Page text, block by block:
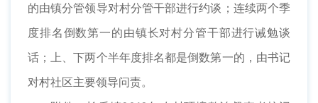
的由镇分管领导对村分管干部进行约谈；连续两个季
度排名倒数第一的由镇长对村分管干部进行诫勉谈
话；上、下两个半年度排名都是倒数第一的，由书记
对村社区主要领导问责。